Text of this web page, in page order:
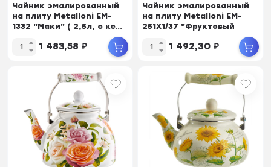
Чайник эмалированный
на плиту Metalloni EM-
1332 "Маки" ( 2,5л, с ке...
1 483,58 ₽
Чайник эмалированный
на плиту Metalloni EM-
251X1/37 "Фруктовый
1 492,30 ₽